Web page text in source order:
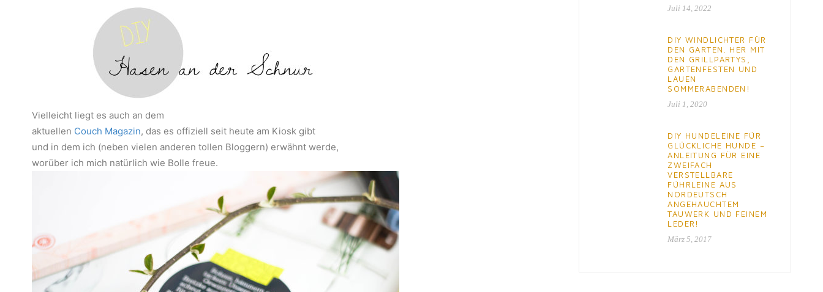
Vielleicht liegt es auch an dem
aktuellen Couch Magazin, das es offiziell seit heute am Kiosk gibt
und in dem ich (neben vielen anderen tollen Bloggern) erwähnt werde,
worüber ich mich natürlich wie Bolle freue.
Juli 14, 2022
DIY WINDLICHTER FÜR
DEN GARTEN. HER MIT
DEN GRILLPARTYS,
GARTENFESTEN UND
LAUEN
SOMMERABENDEN!
Juli 1, 2020
DIY HUNDELEINE FÜR
GLÜCKLICHE HUNDE –
ANLEITUNG FÜR EINE
ZWEIFACH
VERSTELLBARE
FÜHRLEINE AUS
NORDEUTSCH
ANGEHAUCHTEM
TAUWERK UND FEINEM
LEDER!
März 5, 2017